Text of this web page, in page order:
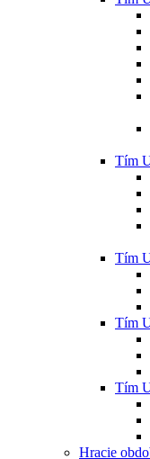
Tím
Tím
Tím
Tím
Hracie